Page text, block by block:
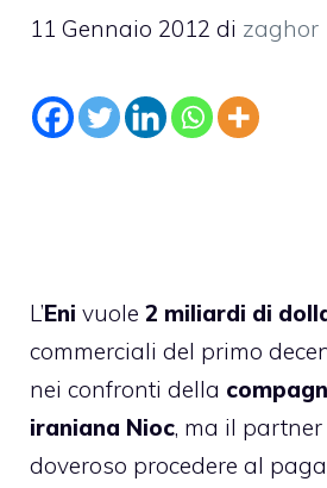
11 Gennaio 2012 di zaghor
L’Eni vuole 2 miliardi di
commerciali del primo
nei confronti della
iraniana Nioc, ma il
doveroso procedere al